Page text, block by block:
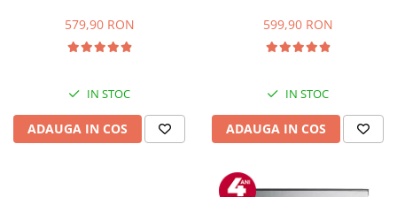
579,90 RON
IN STOC
ADAUGA IN COS
Compartiment gheata, H 85
cm, Alb
599,90 RON
IN STOC
ADAUGA IN COS